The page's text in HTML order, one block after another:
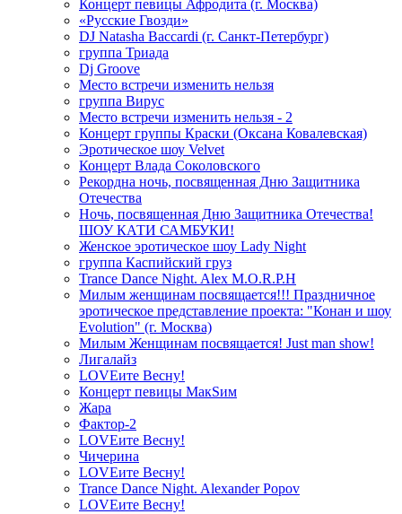
Концерт певицы Афродита (г. Москва)
«Русские Гвозди»
DJ Natasha Baccardi (г. Санкт-Петербург)
группа Триада
Dj Groove
Место встречи изменить нельзя
группа Вирус
Место встречи изменить нельзя - 2
Концерт группы Краски (Оксана Ковалевская)
Эротическое шоу Velvet
Концерт Влада Соколовского
Рекордна ночь, посвященная Дню Защитника
Отечества
Ночь, посвященная Дню Защитника Отечества!
ШОУ КАТИ САМБУКИ!
Женское эротическое шоу Lady Night
группа Каспийский груз
Trance Dance Night. Alex M.O.R.P.H
Милым женщинам посвящается!!! Праздничное
эротическое представление проекта: "Конан и шоу
Evolution" (г. Москва)
Милым Женщинам посвящается! Just man show!
Лигалайз
LOVEите Весну!
Концерт певицы МакSим
Жара
Фактор-2
LOVEите Весну!
Чичерина
LOVEите Весну!
Trance Dance Night. Alexander Popov
LOVEите Весну!